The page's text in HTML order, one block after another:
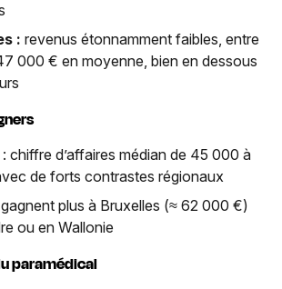
: revenus étonnamment faibles, entre
000 € en moyenne, bien en dessous
: chiffre d’affaires médian de 45 000 à
de forts contrastes régionaux
plus à Bruxelles (≈ 62 000 €)
ou en Wallonie
paramédical